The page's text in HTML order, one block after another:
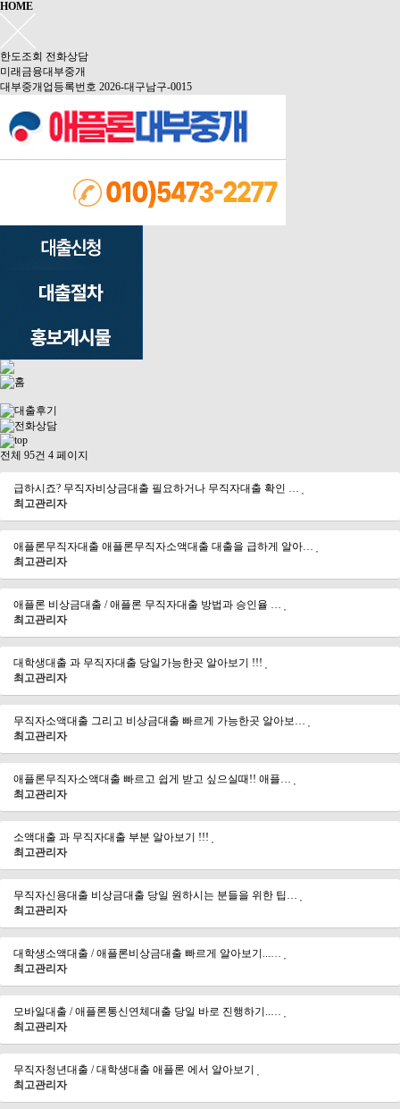
HOME
한도조회 전화상담
미래금융대부중개
대부중개업등록번호 2026-대구남구-0015
전체 95건 4 페이지
급하시죠? 무직자비상금대출 필요하거나 무직자대출 확인 …
최고관리자
애플론무직자대출 애플론무직자소액대출 대출을 급하게 알아…
최고관리자
애플론 비상금대출 / 애플론 무직자대출 방법과 승인율 …
최고관리자
대학생대출 과 무직자대출 당일가능한곳 알아보기 !!!
최고관리자
무직자소액대출 그리고 비상금대출 빠르게 가능한곳 알아보…
최고관리자
애플론무직자소액대출 빠르고 쉽게 받고 싶으실때!! 애플…
최고관리자
소액대출 과 무직자대출 부분 알아보기 !!!
최고관리자
무직자신용대출 비상금대출 당일 원하시는 분들을 위한 팁…
최고관리자
대학생소액대출 / 애플론비상금대출 빠르게 알아보기...…
최고관리자
모바일대출 / 애플론통신연체대출 당일 바로 진행하기..…
최고관리자
무직자청년대출 / 대학생대출 애플론 에서 알아보기
최고관리자